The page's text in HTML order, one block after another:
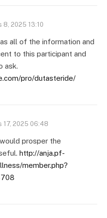
8, 2025 13:10
all of the information and
to this participant and
ask.
pro/dutasteride/
17, 2025 06:48
prosper the
http://anja.pf-
member.php?